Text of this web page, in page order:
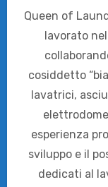
Queen of
lavorato
cosiddetto
lavatrici,
esperienza
sviluppo e il
dedicati al